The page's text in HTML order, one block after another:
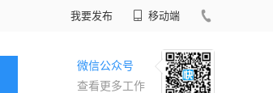
我要发布 移动端
微信公众号
查看更多工作